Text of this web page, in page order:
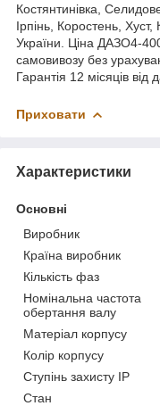
Костянтинівка,
Ірпінь, Коростень, Хуст,
України. Ціна ДАЗО4-
самовивозу без
Гарантія 12 місяців від
Приховати
Характеристики
Основні
Виробник
Країна виробник
Кількість фаз
Номінальна частота
обертання валу
Матеріал корпусу
Колір корпусу
Ступінь захисту IP
Стан